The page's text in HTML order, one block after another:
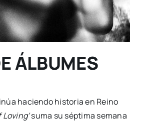
ÁLBUMES
haciendo historia en Reino
Loving’suma su séptima semana